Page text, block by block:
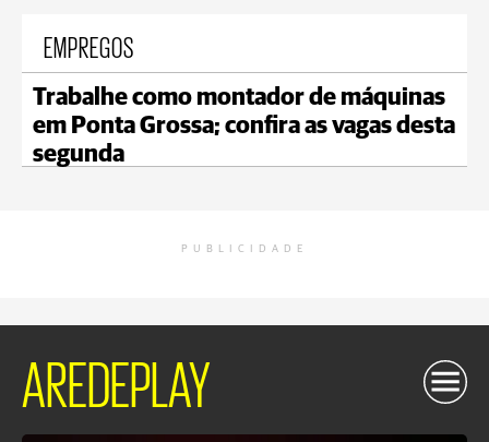
EMPREGOS
Trabalhe como montador de máquinas
em Ponta Grossa; confira as vagas desta
segunda
PUBLICIDADE
AREDEPLAY